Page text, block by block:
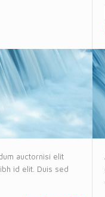
auctornisi elit
id elit. Duis sed